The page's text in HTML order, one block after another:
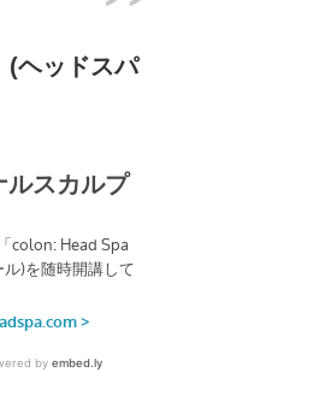
(ヘッドスパ